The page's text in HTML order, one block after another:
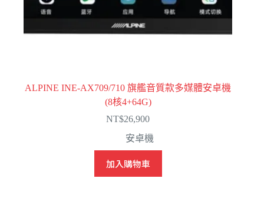
ALPINE INE-AX709/710 旗艦音質款多媒體安卓機
(8核4+64G)
NT$26,900
安卓機
加入購物車